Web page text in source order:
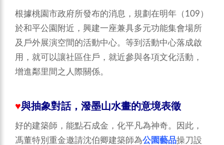
根據桃園市政府所發布的消息，規劃在明年（109）
於和平公園附近，興建一座兼具多元功能集會場所
及戶外展演空間的活動中心。等到活動中心落成啟
用，就可以讓社區住戶，就近參與各項文化活動，
增進鄰里間之人際關係。
♥與抽象對話，潑墨山水畫的意境表徵
好的建築師，能點石成金，化平凡為神奇。因此，
馮董特別重金邀請沈伯卿建築師為公園藝品操刀設